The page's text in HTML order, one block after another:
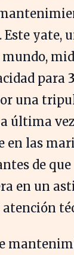
Este yate,
para
una
última
en las
de que
en un